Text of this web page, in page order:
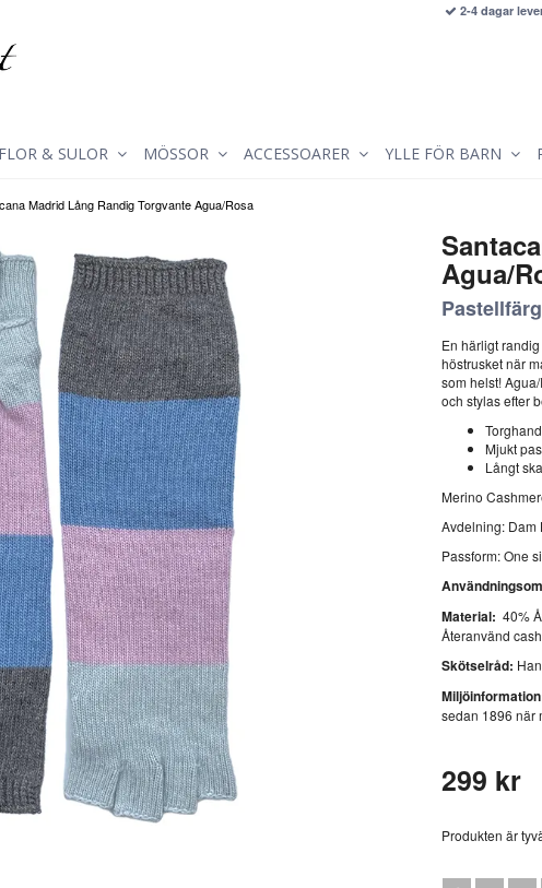
Madrid Lång Randig Torgvante Agua/Rosa
Agua/
En härligt
höstrusket när
som helst!
och stylas efter
Mjukt
Långt
Merino
Avdelning: Dam
Passform: One
Material: 40%
Återanvänd
Skötselråd:
sedan 1896 när
299 kr
Produkten är
2-4 dagar
& SULOR MÖSSOR ACCESSOARER YLLE FÖR BARN